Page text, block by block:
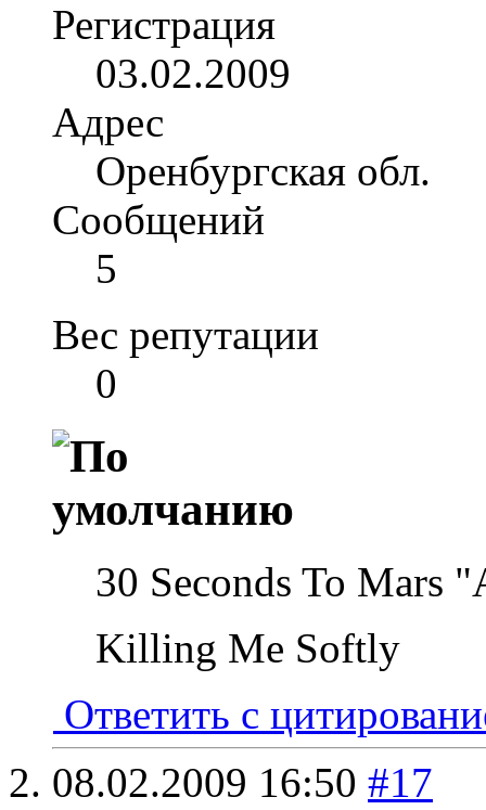
Регистрация
03.02.2009
Адрес
Оренбургская обл.
Сообщений
5
Вес репутации
0
30 Seconds To Mars
Killing Me Softly
Ответить с
08.02.2009 16:50 #17